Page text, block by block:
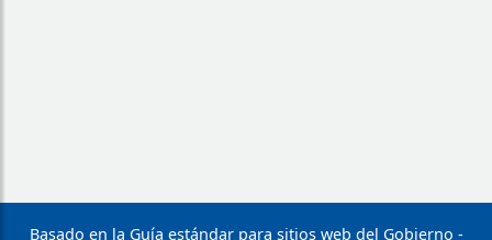
Basado en la Guía estándar para sitios web del Gobierno -